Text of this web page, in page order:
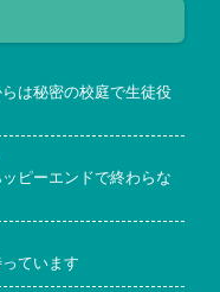
は秘密の校庭で生徒役
ピーエンドで終わらな
ています